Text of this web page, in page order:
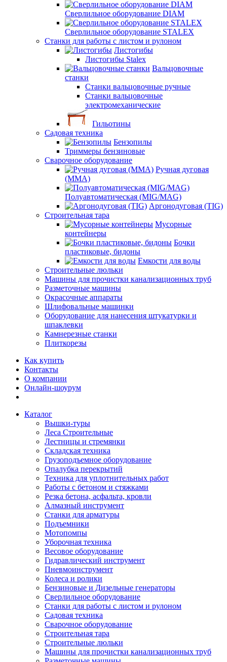
Сверлильное оборудование DIAM
Сверлильное оборудование STALEX
Станки для работы с листом и рулоном
Листогибы
Листогибы Stalex
Вальцовочные
станки
Станки вальцовочные ручные
Станки вальцовочные
электромеханические
Гильотины
Садовая техника
Бензопилы
Триммеры бензиновые
Сварочное оборудование
Ручная дуговая
(MMA)
Полуавтоматическая (MIG/MAG)
Аргонодуговая (TIG)
Строительная тара
Мусорные
контейнеры
Бочки
пластиковые, бидоны
Емкости для воды
Строительные люльки
Машины для прочистки канализационных труб
Разметочные машины
Окрасочные аппараты
Шлифовальные машинки
Оборудование для нанесения штукатурки и
шпаклевки
Камнерезные станки
Плиткорезы
Как купить
Контакты
О компании
Онлайн-шоурум
Каталог
Вышки-туры
Леса Строительные
Лестницы и стремянки
Складская техника
Грузоподъемное оборудование
Опалубка перекрытий
Техника для уплотнительных работ
Работы с бетоном и стяжками
Резка бетона, асфальта, кровли
Алмазный инструмент
Станки для арматуры
Подъемники
Мотопомпы
Уборочная техника
Весовое оборудование
Гидравлический инструмент
Пневмоинструмент
Колеса и ролики
Бензиновые и Дизельные генераторы
Сверлильное оборудование
Станки для работы с листом и рулоном
Садовая техника
Сварочное оборудование
Строительная тара
Строительные люльки
Машины для прочистки канализационных труб